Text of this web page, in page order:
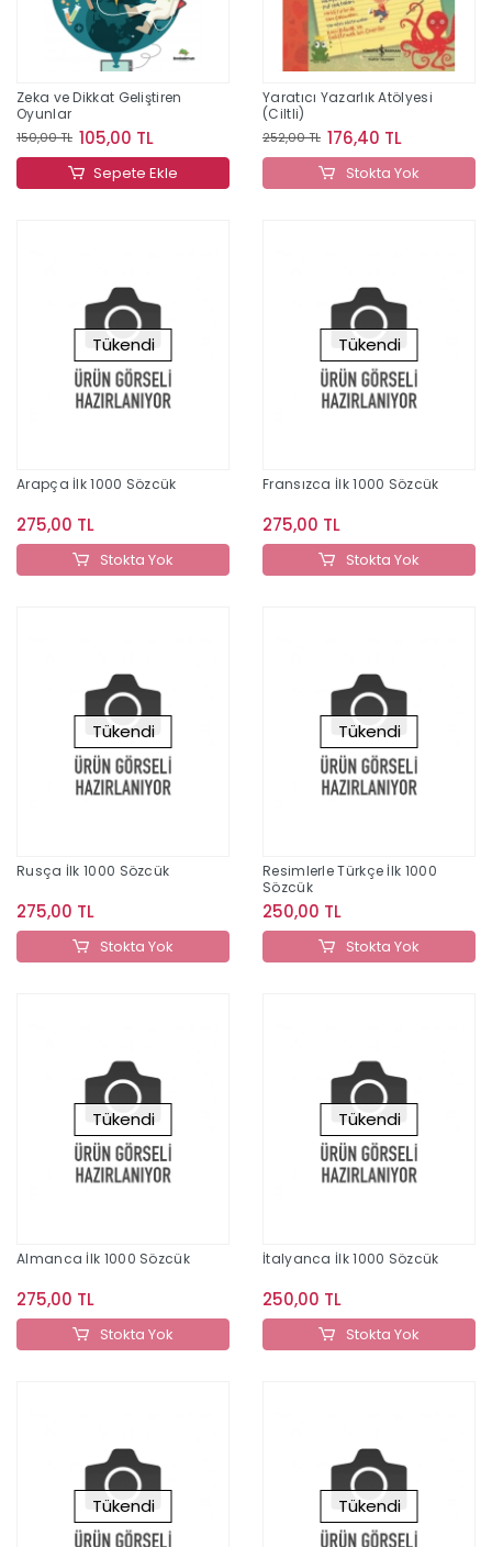
Zeka ve Dikkat Geliştiren
Oyunlar
150,00 TL 105,00 TL
Sepete Ekle
Yaratıcı Yazarlık Atölyesi
(Ciltli)
252,00 TL 176,40 TL
Stokta Yok
Tükendi
Arapça İlk 1000 Sözcük
275,00 TL
Stokta Yok
Tükendi
Fransızca İlk 1000 Sözcük
275,00 TL
Stokta Yok
Tükendi
Rusça İlk 1000 Sözcük
275,00 TL
Stokta Yok
Tükendi
Resimlerle Türkçe İlk 1000
Sözcük
250,00 TL
Stokta Yok
Tükendi
Almanca İlk 1000 Sözcük
275,00 TL
Stokta Yok
Tükendi
İtalyanca İlk 1000 Sözcük
250,00 TL
Stokta Yok
Tükendi Tükendi